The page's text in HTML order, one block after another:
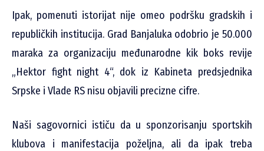
Ipak, pomenuti istorijat nije omeo podršku gradskih i
republičkih institucija. Grad Banjaluka odobrio je 50.000
maraka za organizaciju međunarodne kik boks revije
„Hektor fight night 4“, dok iz Kabineta predsjednika
Srpske i Vlade RS nisu objavili precizne cifre.
Naši sagovornici ističu da u sponzorisanju sportskih
klubova i manifestacija poželjna, ali da ipak treba